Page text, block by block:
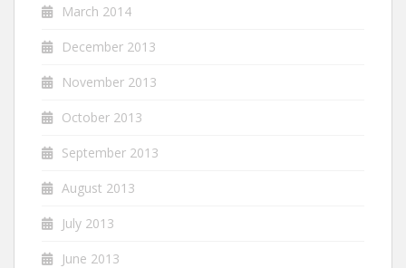
March 2014
December 2013
November 2013
October 2013
September 2013
August 2013
July 2013
June 2013